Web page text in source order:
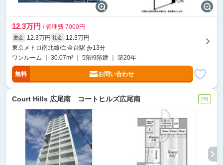
12.3万円 / 管理費 7000円
敷金 12.3万円 礼金
12.3万円
東京メトロ南北線/白金台駅 歩13分
ワンルーム ｜ 30.07m² ｜ 5階/9階建 ｜ 築20年
無料 お問い合わせ
Court Hills 広尾南 コートヒルズ広尾南